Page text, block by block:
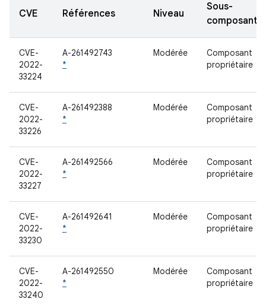
CVE Références Niveau
Sous-
composant
CVE-
2022-
33224
A-261492743
*
Modérée
Composant
propriétaire
CVE-
2022-
33226
A-261492388
*
Modérée
Composant
propriétaire
CVE-
2022-
33227
A-261492566
*
Modérée
Composant
propriétaire
CVE-
2022-
33230
A-261492641
*
Modérée
Composant
propriétaire
CVE-
2022-
33240
A-261492550
*
Modérée
Composant
propriétaire